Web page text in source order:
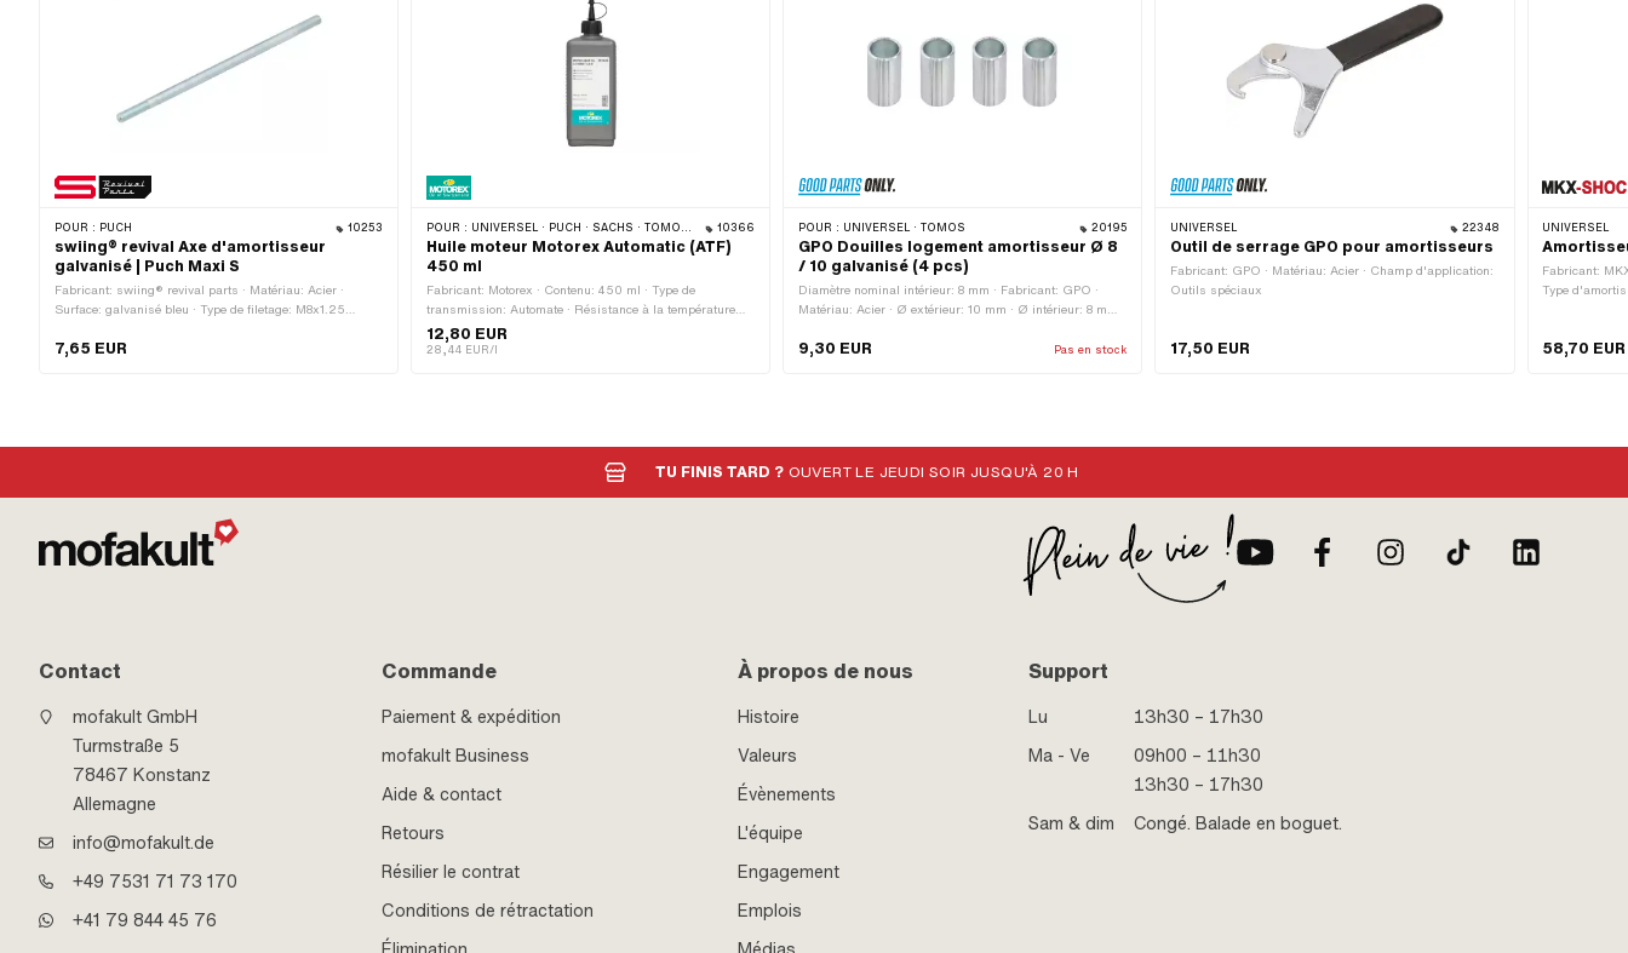
POUR : PUCH 10253
swiing® revival Axe d'amortisseur
galvanisé | Puch Maxi S
Fabricant: swiing® revival parts · Matériau: Acier ·
Surface: galvanisé bleu · Type de filetage: M8x1.25
Longueur totale: 200 mm
7,65 EUR
POUR : UNIVERSEL · PUCH · SACHS · TOMOS · BYE BIKE 10366
Huile moteur Motorex Automatic (ATF)
450 ml
Fabricant: Motorex · Contenu: 450 ml · Type de
transmission: Automate · Résistance à la température
(min.): -45 - 200 °C · Champ d'application: Lubrification
de la boîte de vitesses avec embrayage · Pony numéro
12,80 EUR
28,44 EUR/l
POUR : UNIVERSEL · TOMOS 20195
GPO Douilles logement amortisseur Ø 8
/ 10 galvanisé (4 pcs)
Diamètre nominal intérieur: 8 mm · Fabricant: GPO ·
Matériau: Acier · Ø extérieur: 10 mm · Ø intérieur: 8 mm ·
9,30 EUR Pas en stock
UNIVERSEL 22348
Outil de serrage GPO pour amortisseurs
Fabricant: GPO · Matériau: Acier · Champ d'application:
Outils spéciaux
17,50 EUR
UNIVERSEL
Fabricant:
Type
montants: 24
58,70 EUR
TU FINIS TARD ? OUVERT LE JEUDI SOIR JUSQU'À 20 H
Contact
mofakult GmbH
Turmstraße 5
78467 Konstanz
Allemagne
info@mofakult.de
+49 7531 71 73 170
+41 79 844 45 76
Commande
Paiement & expédition
mofakult Business
Aide & contact
Retours
Résilier le contrat
Conditions de rétractation
À propos de nous
Histoire
Valeurs
Évènements
L'équipe
Engagement
Emplois
Support
Lu
13h30 – 17h30
Ma - Ve
09h00 – 11h30
13h30 – 17h30
Sam & dim
Congé. Balade en boguet.